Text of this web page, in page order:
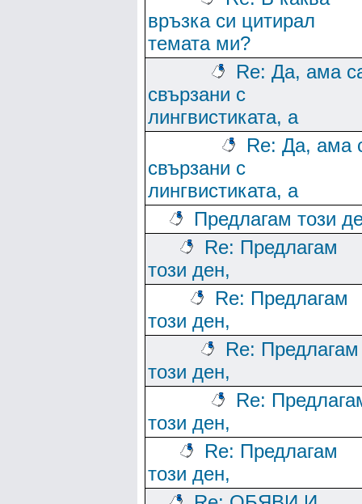
връзка си цитирал
темата ми?
Re: Да, ама
свързани с
лингвистиката, а
Re: Да, ама
свързани с
лингвистиката, а
Предлагам този
Re: Предлагам
този ден,
Re: Предлагам
този ден,
Re: Предлагам
този ден,
Re:
този ден,
Re: Предлагам
този ден,